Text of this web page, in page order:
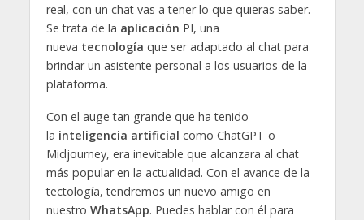
real, con un chat vas a tener lo que quieras saber.
Se trata de la aplicación PI, una
nueva tecnología que ser adaptado al chat para
brindar un asistente personal a los usuarios de la
plataforma.
Con el auge tan grande que ha tenido
la inteligencia artificial como ChatGPT o
Midjourney, era inevitable que alcanzara al chat
más popular en la actualidad. Con el avance de la
tectología, tendremos un nuevo amigo en
nuestro WhatsApp. Puedes hablar con él para